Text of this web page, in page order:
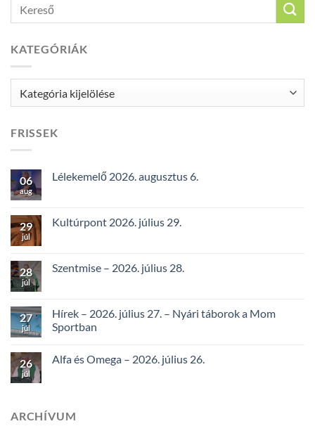
KATEGÓRIÁK
FRISSEK
06
aug
Lélekemelő 2026. augusztus 6.
29
júl
Kultúrpont 2026. július 29.
28
júl
Szentmise – 2026. július 28.
27
júl
Hírek – 2026. július 27. – Nyári táborok a Mom
Sportban
26
júl
Alfa és Omega – 2026. július 26.
ARCHÍVUM